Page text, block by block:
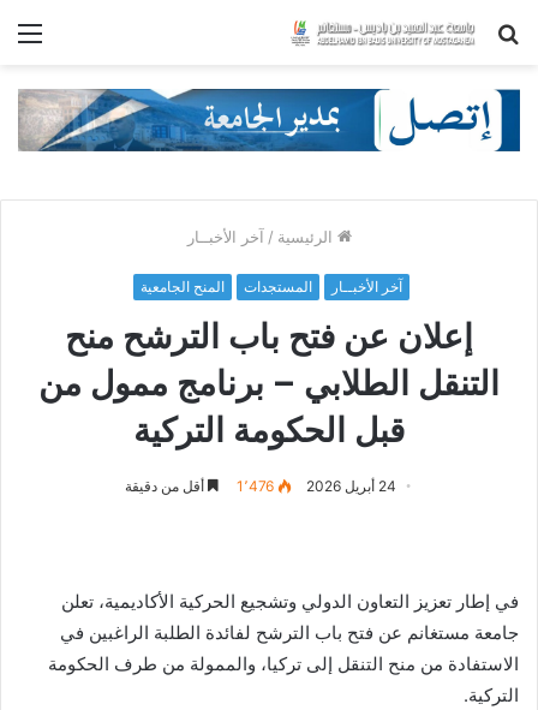
بحث
الرئيسية / آخر الأخبــار
آخر الأخبــار المستجدات المنح الجامعية
إعلان عن فتح باب الترشح منح
التنقل الطلابي – برنامج ممول من
قبل الحكومة التركية
24 أبريل 2026 1٬476 أقل من دقيقة
في إطار تعزيز التعاون الدولي وتشجيع الحركية الأكاديمية، تعلن
جامعة مستغانم عن فتح باب الترشح لفائدة الطلبة الراغبين في
الاستفادة من منح التنقل إلى تركيا، والممولة من طرف الحكومة
التركية.